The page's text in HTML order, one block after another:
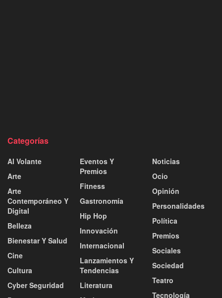
Categorías
Al Volante
Arte
Arte
Contemporáneo Y
Digital
Belleza
Bienestar Y Salud
Cine
Cultura
Cyber Seguridad
Eventos Y
Premios
Fitness
Gastronomía
Hip Hop
Innovación
Internacional
Lanzamientos Y
Tendencias
Literatura
Noticias
Ocio
Opinión
Personalidades
Política
Premios
Sociales
Sociedad
Teatro
Tecnología